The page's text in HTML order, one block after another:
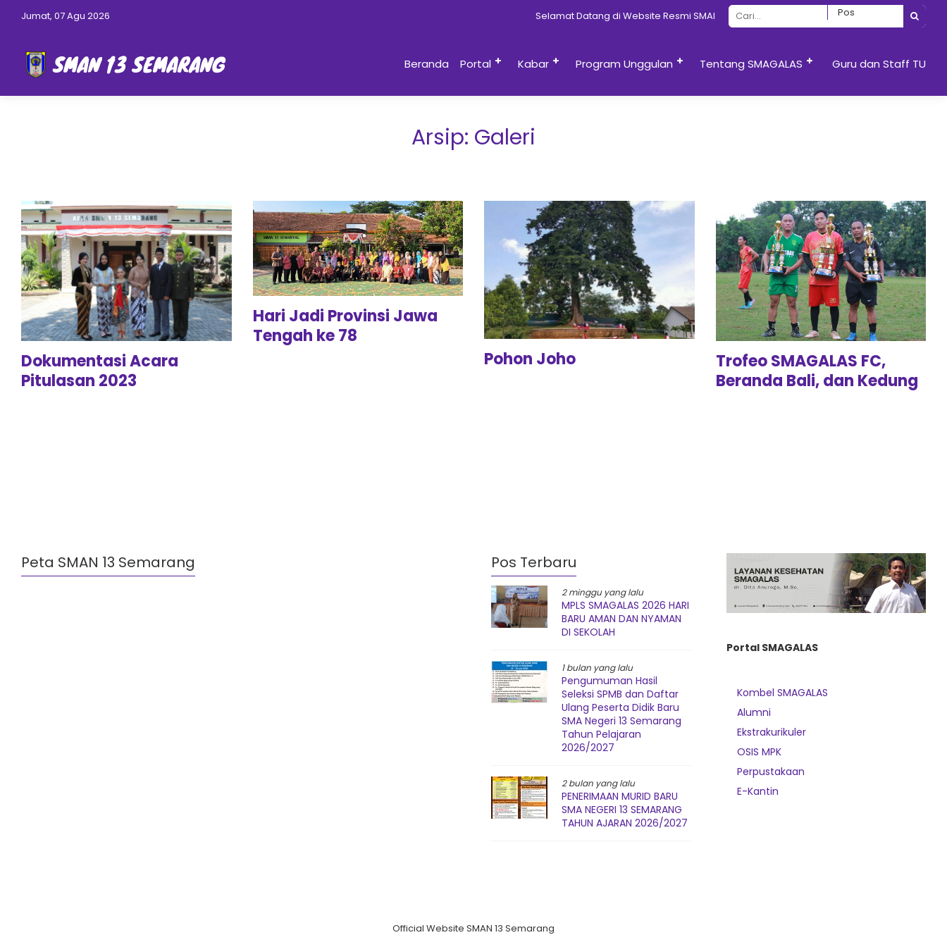
Jumat, 07 Agu 2026 Selamat Datang di Website Resmi SMAN 13 Semarang
Beranda Portal Kabar Program Unggulan Tentang SMAGALAS Guru dan Staff TU
Arsip: Galeri
Dokumentasi Acara
Pitulasan 2023
Hari Jadi Provinsi Jawa
Tengah ke 78
Pohon Joho
Trofeo SMAGALAS FC,
Beranda Bali, dan Kedung
Peta SMAN 13 Semarang Pos Terbaru
2 minggu yang lalu
MPLS SMAGALAS 2026 HARI
BARU AMAN DAN NYAMAN
DI SEKOLAH
1 bulan yang lalu
Pengumuman Hasil
Seleksi SPMB dan Daftar
Ulang Peserta Didik Baru
SMA Negeri 13 Semarang
Tahun Pelajaran
2026/2027
2 bulan yang lalu
PENERIMAAN MURID BARU
SMA NEGERI 13 SEMARANG
TAHUN AJARAN 2026/2027
Portal SMAGALAS
Kombel SMAGALAS
Alumni
Ekstrakurikuler
OSIS MPK
Perpustakaan
E-Kantin
Official Website SMAN 13 Semarang